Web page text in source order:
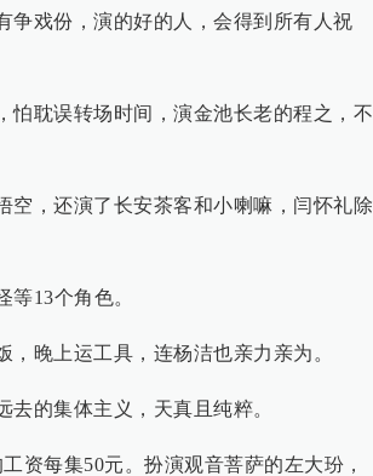
争戏份，演的好的人，会得到所有人祝
怕耽误转场时间，演金池长老的程之，不
空，还演了长安茶客和小喇嘛，闫怀礼除
13个角色。
晚上运工具，连杨洁也亲力亲为。
的集体主义，天真且纯粹。
资每集50元。扮演观音菩萨的左大玢，